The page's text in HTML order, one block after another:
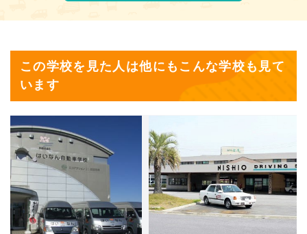
この学校を見た人は他にもこんな学校も見て
います